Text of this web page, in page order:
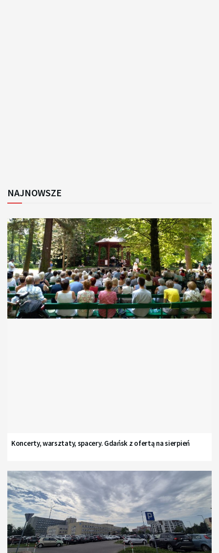
NAJNOWSZE
Koncerty, warsztaty, spacery. Gdańsk z ofertą na sierpień